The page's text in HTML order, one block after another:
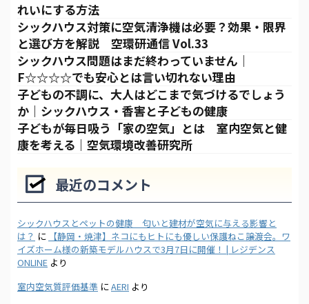
れいにする方法
シックハウス対策に空気清浄機は必要？効果・限界
と選び方を解説 空環研通信 Vol.33
シックハウス問題はまだ終わっていません｜
F☆☆☆☆でも安心とは言い切れない理由
子どもの不調に、大人はどこまで気づけるでしょう
か｜シックハウス・香害と子どもの健康
子どもが毎日吸う「家の空気」とは 室内空気と健
康を考える｜空気環境改善研究所
最近のコメント
シックハウスとペットの健康 匂いと建材が空気に与える影響と
は？ に 【静岡・焼津】ネコにもヒトにも優しい保護ねこ譲渡会。ワ
イズホーム様の新築モデルハウスで3月7日に開催！ | レジデンス
ONLINE より
室内空気質評価基準 にAERI より